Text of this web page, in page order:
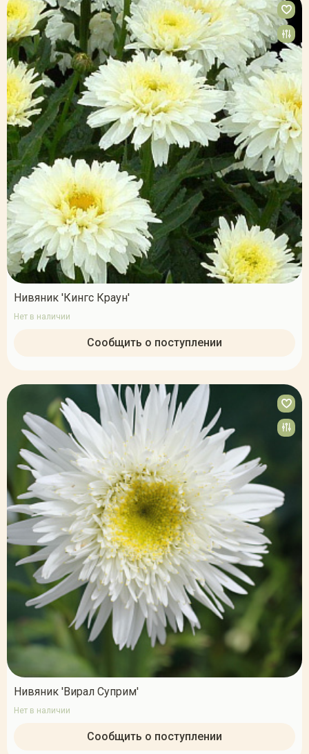
Нивяник 'Кингс Краун'
Нет в наличии
Сообщить о поступлении
Нивяник 'Вирал Суприм'
Нет в наличии
Сообщить о поступлении